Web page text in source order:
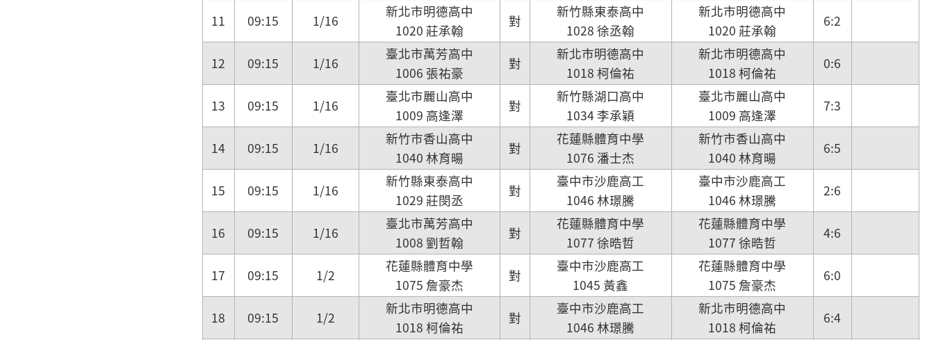
11 09:15 1/16
新北市明德高中
1020 莊承翰
對
新竹縣東泰高中
1028 徐丞翰
新北市明德高中
1020 莊承翰
6:2
12 09:15 1/16
臺北市萬芳高中
1006 張祐豪
對
新北市明德高中
1018 柯倫祐
新北市明德高中
1018 柯倫祐
0:6
13 09:15 1/16
臺北市麗山高中
1009 高逢澤
對
新竹縣湖口高中
1034 李承穎
臺北市麗山高中
1009 高逢澤
7:3
14 09:15 1/16
新竹市香山高中
1040 林育暘
對
花蓮縣體育中學
1076 潘士杰
新竹市香山高中
1040 林育暘
6:5
15 09:15 1/16
新竹縣東泰高中
1029 莊閔丞
對
臺中市沙鹿高工
1046 林璟騰
臺中市沙鹿高工
1046 林璟騰
2:6
16 09:15 1/16
臺北市萬芳高中
1008 劉哲翰
對
花蓮縣體育中學
1077 徐晧哲
花蓮縣體育中學
1077 徐晧哲
4:6
17 09:15 1/2
花蓮縣體育中學
1075 詹豪杰
對
臺中市沙鹿高工
1045 黃鑫
花蓮縣體育中學
1075 詹豪杰
6:0
18 09:15 1/2
新北市明德高中
1018 柯倫祐
對
臺中市沙鹿高工
1046 林璟騰
新北市明德高中
1018 柯倫祐
6:4